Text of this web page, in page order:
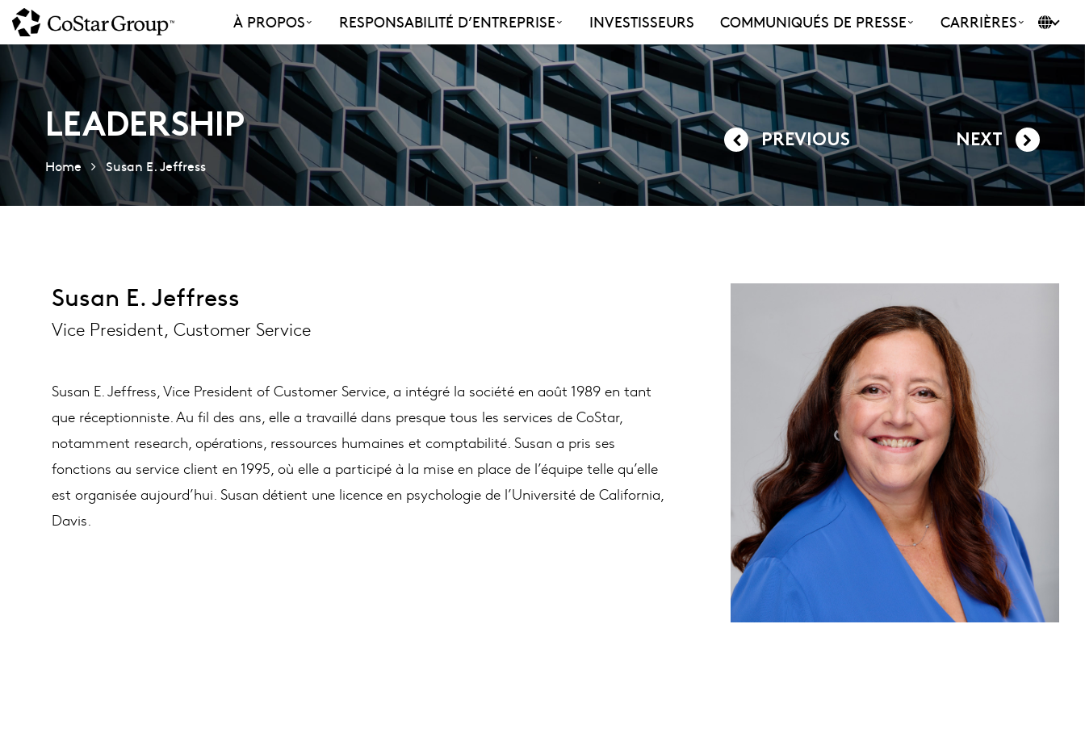
Skip
main
content
À PROPOS RESPONSABILITÉ D’ENTREPRISE INVESTISSEURS COMMUNIQUÉS DE PRESSE CARRIÈRES
LEADERSHIP
Home Susan E. Jeffress
PREVIOUS NEXT
Susan E. Jeffress
Vice President, Customer Service
Susan E. Jeffress, Vice President of Customer Service, a intégré la société en août 1989 en tant
que réceptionniste. Au fil des ans, elle a travaillé dans presque tous les services de CoStar,
notamment research, opérations, ressources humaines et comptabilité. Susan a pris ses
fonctions au service client en 1995, où elle a participé à la mise en place de l’équipe telle qu’elle
est organisée aujourd’hui. Susan détient une licence en psychologie de l’Université de California,
Davis.